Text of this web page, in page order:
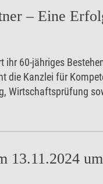
– Eine
ihr 60-jähriges
die Kanzlei für
Wirtschaftsprüfung
Umgebung.
13.11.2024